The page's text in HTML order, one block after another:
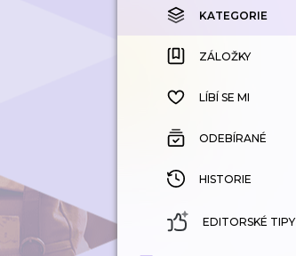
KATEGORIE
ZÁLOŽKY
HISTORIE
KATEGORIE
ZÁLOŽKY
LÍBÍ SE MI
ODEBÍRANÉ
HISTORIE
EDITORSKÉ TIPY